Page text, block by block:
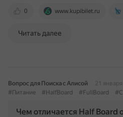
0 www.kupibilet.ru
Читать далее
Вопрос для Поиска с Алисой
21 января
#Питание
#HalfBoard #FullBoard
Чем отличается Half Board